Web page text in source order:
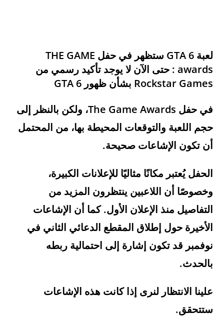
لعبة GTA 6 ستظهر في حفل THE GAME
awards : حتى الآن لا يوجد تأكيد رسمي من
Rockstar Games بشأن ظهورGTA 6
في حفل The Game Awards، ولكن بالنظر إلى
حجم اللعبة والتوقعات المحيطة بها، من المحتمل
أن تكون الإشاعات صحيحة.
الحفل يُعتبر مكانًا مثاليًا للإعلانات الكبيرة،
وخصوصًا أن اللاعبين ينتظرون المزيد من
التفاصيل منذ الإعلان الأول. كما أن الإشاعات
الأخيرة حول إطلاق المقطع الدعائي الثاني في
نوفمبر قد تكون إشارة إلى احتمالية ربطه
بالحدث.
علينا الانتظار لنرى إذا كانت هذه الإشاعات
ستتحقق.